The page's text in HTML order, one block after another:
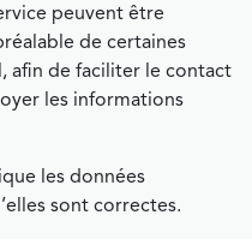
peuvent être
de certaines
afin de faciliter le contact
les informations
les données
sont correctes.